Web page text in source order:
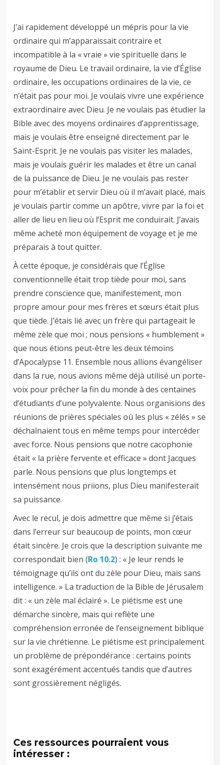
J’ai rapidement développé un mépris pour la vie
ordinaire qui m’apparaissait contraire et
incompatible à la « vraie » vie spirituelle dans le
royaume de Dieu. Le travail ordinaire, la vie d’Église
ordinaire, les occupations ordinaires de la vie, ce
n’était pas pour moi. Je voulais vivre une expérience
extraordinaire avec Dieu. Je ne voulais pas étudier la
Bible avec des moyens ordinaires d’apprentissage,
mais je voulais être enseigné directement par le
Saint-Esprit. Je ne voulais pas visiter les malades,
mais je voulais guérir les malades et être un canal
de la puissance de Dieu. Je ne voulais pas rester
pour m’établir et servir Dieu où il m’avait placé, mais
je voulais partir comme un apôtre, vivre par la foi et
aller de lieu en lieu où l’Esprit me conduirait. J’avais
même acheté mon équipement de voyage et je me
préparais à tout quitter.
À cette époque, je considérais que l’Église
conventionnelle était trop tiède pour moi, sans
prendre conscience que, manifestement, mon
propre amour pour mes frères et sœurs était plus
que tiède. J’étais lié avec un frère qui partageait le
même zèle que moi ; nous pensions « humblement »
que nous étions peut-être les deux témoins
d’Apocalypse 11. Ensemble nous allions évangéliser
dans la rue, nous avions même déjà utilisé un porte-
voix pour prêcher la fin du monde à des centaines
d’étudiants d’une polyvalente. Nous organisions des
réunions de prières spéciales où les plus « zélés » se
déchaînaient tous en même temps pour intercéder
avec force. Nous pensions que notre cacophonie
était « la prière fervente et efficace » dont Jacques
parle. Nous pensions que plus longtemps et
intensément nous priions, plus Dieu manifesterait
sa puissance.
Avec le recul, je dois admettre que même si j’étais
dans l’erreur sur beaucoup de points, mon cœur
était sincère. Je crois que la description suivante me
correspondait bien (Ro 10.2) : « Je leur rends le
témoignage qu’ils ont du zèle pour Dieu, mais sans
intelligence. » La traduction de la Bible de Jérusalem
dit : « un zèle mal éclairé ». Le piétisme est une
démarche sincère, mais qui reflète une
compréhension erronée de l’enseignement biblique
sur la vie chrétienne. Le piétisme est principalement
un problème de prépondérance : certains points
sont exagérément accentués tandis que d’autres
sont grossièrement négligés.
Ces ressources pourraient vous
intéresser :